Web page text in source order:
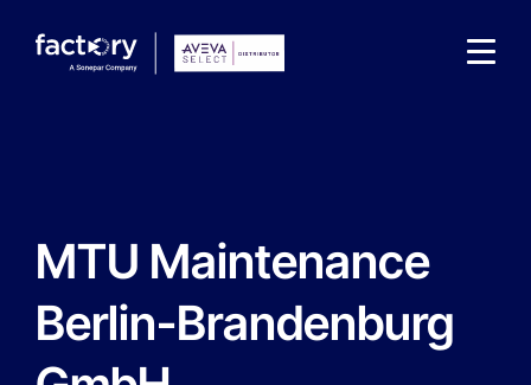
Che cosa sta cercando ?
MTU Maintenance
Berlin-Brandenburg